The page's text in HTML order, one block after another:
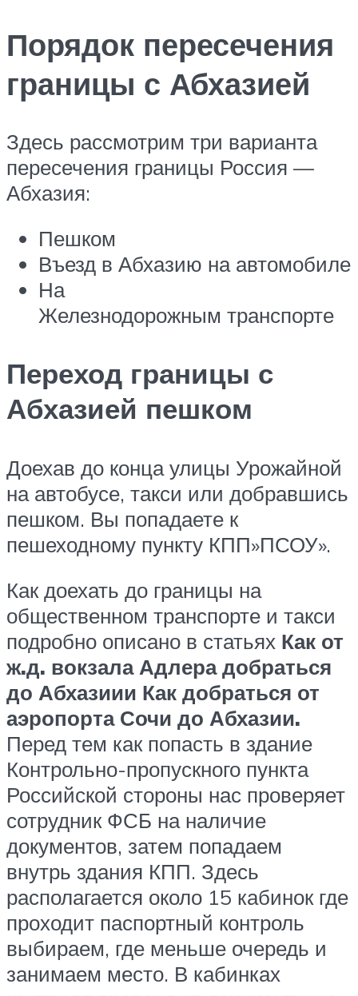
Порядок пересечения
границы с Абхазией
Здесь рассмотрим три варианта
пересечения границы Россия —
Абхазия:
Пешком
Въезд в Абхазию на автомобиле
На
Железнодорожным транспорте
Переход границы с
Абхазией пешком
Доехав до конца улицы Урожайной
на автобусе, такси или добравшись
пешком. Вы попадаете к
пешеходному пункту КПП»ПСОУ».
Как доехать до границы на
общественном транспорте и такси
подробно описано в статьях Как от
ж.д. вокзала Адлера добраться
до Абхазиии Как добраться от
аэропорта Сочи до Абхазии.
Перед тем как попасть в здание
Контрольно-пропускного пункта
Российской стороны нас проверяет
сотрудник ФСБ на наличие
документов, затем попадаем
внутрь здания КПП. Здесь
располагается около 15 кабинок где
проходит паспортный контроль
выбираем, где меньше очередь и
занимаем место. В кабинках